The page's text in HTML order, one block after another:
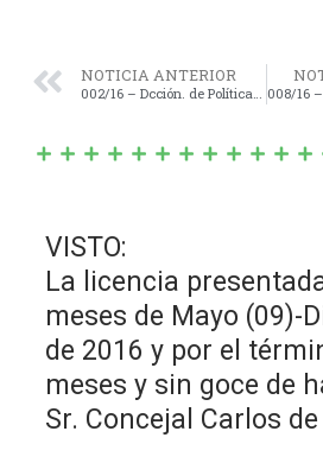
NOTICIA ANTERIOR
002/16 – Dcción. de Políticas Sociales eleva Proy. de Resolución Solicit. se declare de “INTERÉS MUNICIPAL” a la conmemoración del “Día Internacional de la Mujer”.
VISTO:
La licencia
meses de Mayo (09)-
de 2016 y por el
meses y sin goce de
Sr. Concejal Carlos